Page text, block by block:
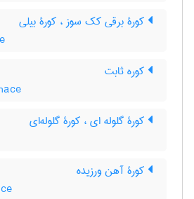
کورۀ برقی کک سوز ، کورۀ بیلی
کوره ثابت
کورۀ گلوله ای ، کورۀ گلوله‌ای
کورۀ آهن ورزیده